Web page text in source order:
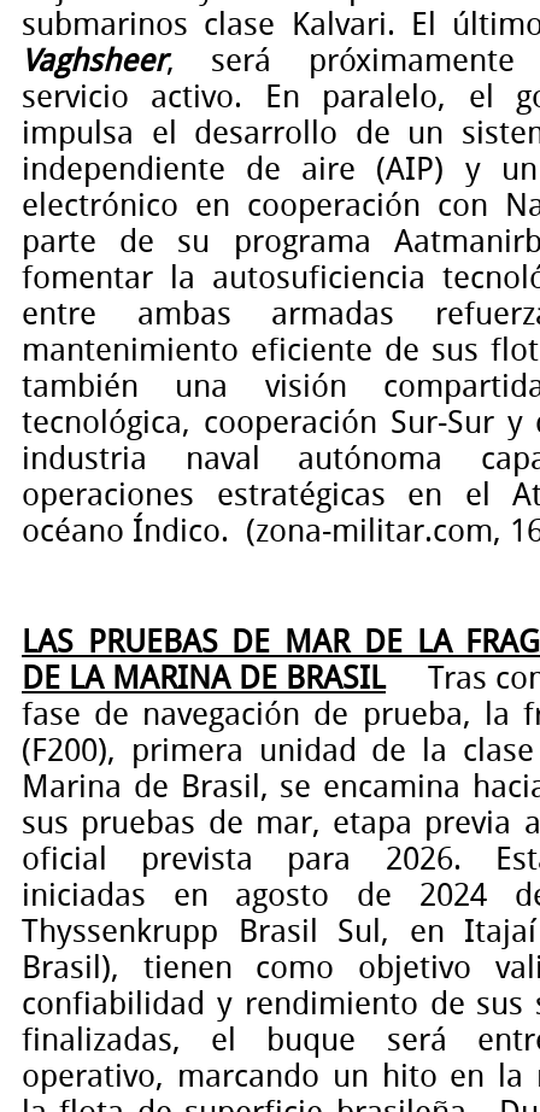
submarinos clase Kalvari. El
Vaghsheer, será próximamente
servicio activo. En paralelo, el
impulsa el desarrollo de un
independiente de aire (AIP) y
electrónico en cooperación con
parte de su programa
fomentar la autosuficiencia
entre ambas armadas
mantenimiento eficiente de sus
también una visión
tecnológica, cooperación Sur-Sur
industria naval autónoma
operaciones estratégicas en el
océano Índico. (zona-militar.com,
LAS PRUEBAS DE MAR DE LA
DE LA MARINA DE BRASIL
Tras
fase de navegación de prueba, la
(F200), primera unidad de la
Marina de Brasil, se encamina
sus pruebas de mar, etapa previa
oficial prevista para 2026.
iniciadas en agosto de 2024
Thyssenkrupp Brasil Sul, en
Brasil), tienen como objetivo
confiabilidad y rendimiento de sus
finalizadas, el buque será
operativo, marcando un hito en la